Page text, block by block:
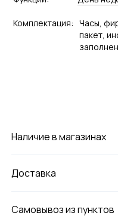
Комплектация: Часы,
пакет,
Наличие в магазинах
Доставка
Самовывоз из пунктов